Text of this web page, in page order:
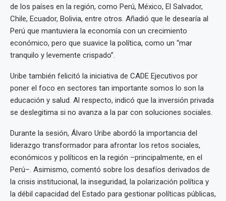
de los países en la región, como Perú, México, El Salvador,
Chile, Ecuador, Bolivia, entre otros. Añadió que le desearía al
Perú que mantuviera la economía con un crecimiento
económico, pero que suavice la política, como un “mar
tranquilo y levemente crispado”.
Uribe también felicitó la iniciativa de CADE Ejecutivos por
poner el foco en sectores tan importante somos lo son la
educación y salud. Al respecto, indicó que la inversión privada
se deslegitima si no avanza a la par con soluciones sociales.
Durante la sesión, Álvaro Uribe abordó la importancia del
liderazgo transformador para afrontar los retos sociales,
económicos y políticos en la región –principalmente, en el
Perú–. Asimismo, comentó sobre los desafíos derivados de
la crisis institucional, la inseguridad, la polarización política y
la débil capacidad del Estado para gestionar políticas públicas,